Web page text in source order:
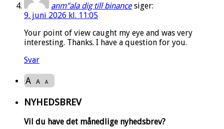
anm"ala dig till binance siger:
9. juni 2026 kl. 11:05
Your point of view caught my eye and was very
interesting. Thanks. I have a question for you.
Svar
A A A
NYHEDSBREV
Vil du have det månedlige nyhedsbrev?